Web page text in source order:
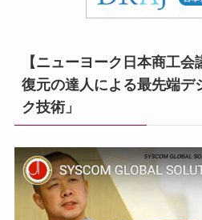
【ニューヨーク日本商工
復元の達人による最先端デ
ク技術」